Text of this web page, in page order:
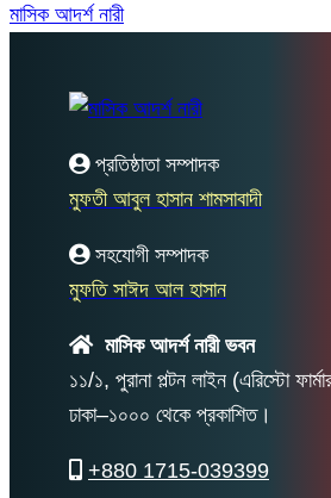
মাসিক আদর্শ নারী
প্রতিষ্ঠাতা সম্পাদক
মুফতী আবুল হাসান শামসাবাদী
সহযোগী সম্পাদক
মুফতি সাঈদ আল হাসান
মাসিক আদর্শ নারী ভবন
১১/১, পুরানা পল্টন লাইন (এরিস্টো
ঢাকা–১০০০ থেকে প্রকাশিত।
+880 1715-039399